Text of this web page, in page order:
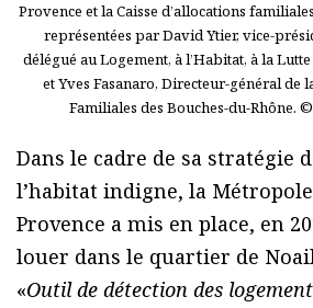
Provence et la Caisse d’allocations
représentées par David Ytier, vice-
délégué au Logement, à l’Habitat, à la
et Yves Fasanaro, Directeur-général de
Familiales des Bouches-du-Rhône.
Dans le cadre de sa stratégie
l’habitat indigne, la
Provence a mis en place, en
louer dans le quartier de
«Outil de détection des